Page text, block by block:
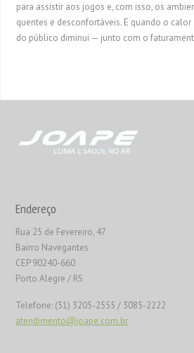
para assistir aos jogos e, com isso, os
quentes e desconfortáveis. E quando o
do público diminui — junto com o
Endereço
Rua 25 de Fevereiro, 47
Bairro Navegantes
CEP 90240-660
Porto Alegre / RS
Telefone: (51) 3205-2555 / 3085-2222
atendimento@joape.com.br